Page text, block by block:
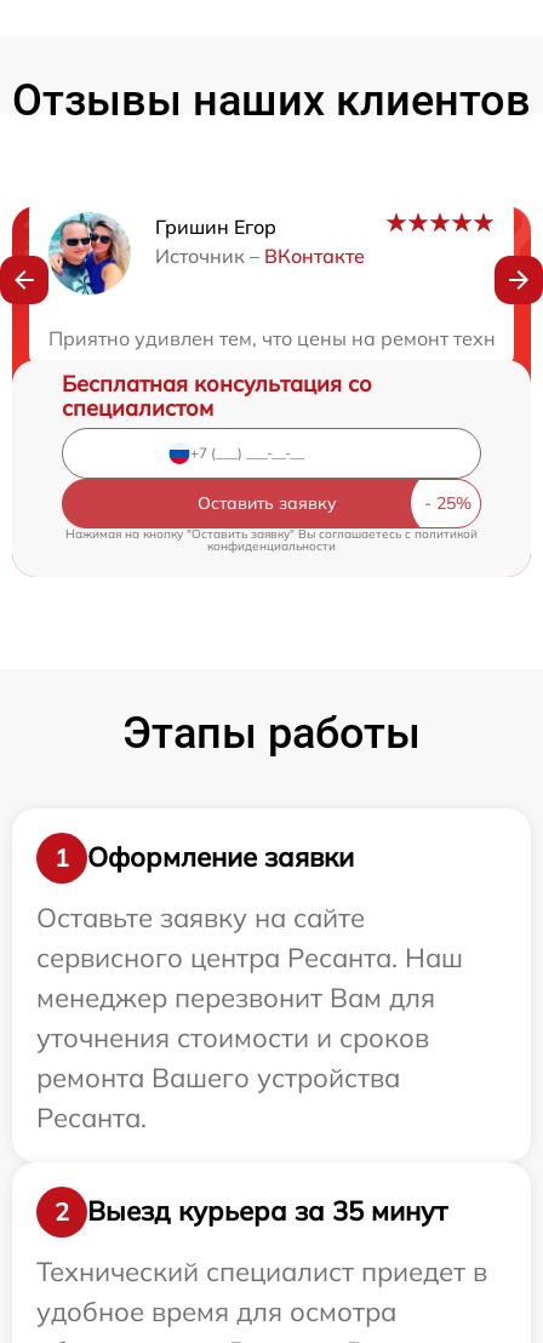
Отзывы наших клиентов
Гришин Егор
Источник – ВКонтакте
Приятно удивлен тем, что цены на ремонт
Нужна консультация?
Бесплатная консультация со
специалистом
Оставить заявку
Нажимая на кнопку "Оставить заявку" Вы соглашаетесь cполитикой
конфиденциальности
Этапы работы
1
Оформление заявки
Оставьте заявку на сайте
сервисного центра Ресанта. Наш
менеджер перезвонит Вам для
уточнения стоимости и сроков
ремонта Вашего устройства
Ресанта.
2
Выезд курьера за 35 минут
Технический специалист приедет в
удобное время для осмотра